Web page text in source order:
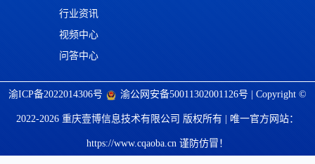
行业资讯
视频中心
问答中心
渝ICP备2022014306号 渝公网安备50011302001126号 | Copyright ©
2022-2026 重庆壹博信息技术有限公司 版权所有 | 唯一官方网站：
https://www.cqaoba.cn 谨防仿冒！